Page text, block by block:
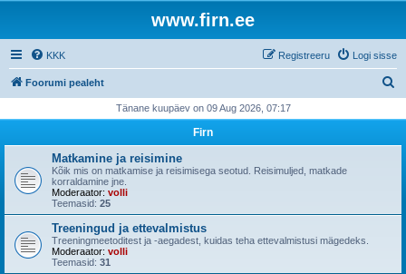
www.firn.ee
KKK Logi sisse
Registreeru
Foorumi pealeht
i
Tänane kuupäev on 09 Aug 2026, 07:17
Firn
Matkamine ja reisimine
Kõik mis on matkamise ja reisimisega seotud. Reisimuljed, matkade
korraldamine jne.
Moderaator: volli
Teemasid: 25
Treeningud ja ettevalmistus
Treeningmeetoditest ja -aegadest, kuidas teha ettevalmistusi mägedeks.
Moderaator: volli
Teemasid: 31